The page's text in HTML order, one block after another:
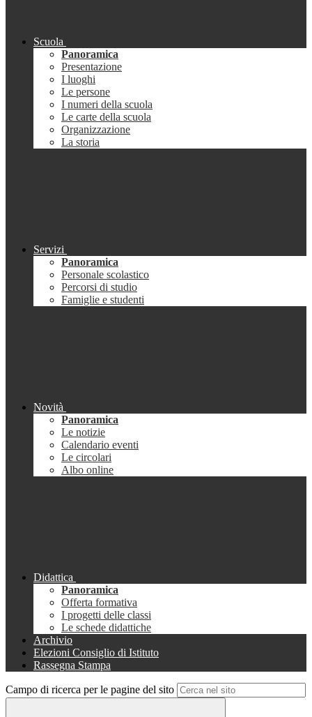
Scuola
Panoramica
Presentazione
I luoghi
Le persone
I numeri della scuola
Le carte della scuola
Organizzazione
La storia
Servizi
Panoramica
Personale scolastico
Percorsi di studio
Famiglie e studenti
Novità
Panoramica
Le notizie
Calendario eventi
Le circolari
Albo online
Didattica
Panoramica
Offerta formativa
I progetti delle classi
Le schede didattiche
Archivio
Elezioni Consiglio di Istituto
Rassegna Stampa
Campo di ricerca per le pagine del sito